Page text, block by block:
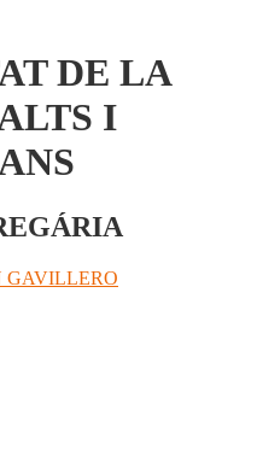
DE LA
I
GAVILLERO